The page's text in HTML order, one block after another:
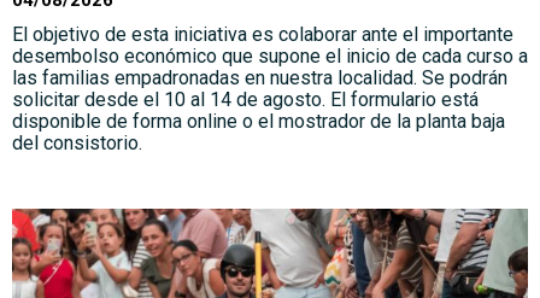
El objetivo de esta iniciativa es colaborar ante el importante
desembolso económico que supone el inicio de cada curso a
las familias empadronadas en nuestra localidad. Se podrán
solicitar desde el 10 al 14 de agosto. El formulario está
disponible de forma online o el mostrador de la planta baja
del consistorio.